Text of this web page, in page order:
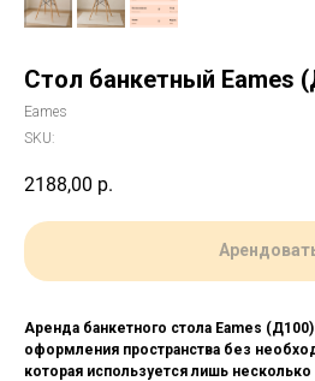
Стол банкетный Eames
Eames
SKU:
2188,00 р.
Аренда банкетного стола Eames
оформления пространства без
которая используется лишь несколько